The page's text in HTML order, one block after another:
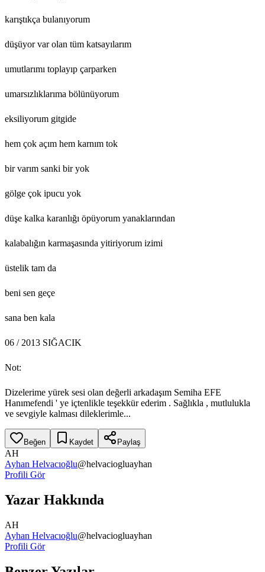
karıştıkça bulanıyorum
düşüyor var olan tüm katsayılarım
umutlarımı toplayıp çarparken
umarsızlıklarıma bölünüyorum
eksiliyorum gitgide
hem çok açım hem karnım tok
bir varım sanki bir yok
gölge çok ipucu yok
düşe kalka karanlığı öpüyorum yanaklarından
kalabalığın karmaşasında yitiriyorum izimi
üstelik tam da
beni sen geçe
sana ben kala
06 / 2013 SIĞACIK
Not:
Dizelerime yürek sesi olan değerli arkadaşım Semiha EFE
Hanımefendi ' ye içtenlikle teşekkür ederim . Sağlıkla , mutlulukla
ve sevgiyle kalması dileklerimle...
Beğen Kaydet Paylaş
AH
Ayhan Helvacıoğlu@helvaciogluayhan
Profili Gör
Yazar Hakkında
AH
Ayhan Helvacıoğlu@helvaciogluayhan
Profili Gör